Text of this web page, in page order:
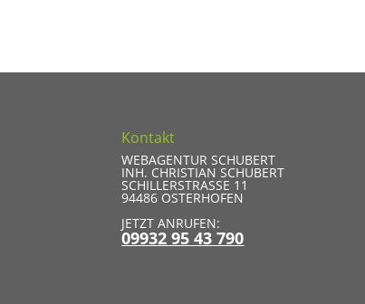
Kontakt
WEBAGENTUR SCHUBERT
INH. CHRISTIAN SCHUBERT
SCHILLERSTRASSE 11
94486 OSTERHOFEN
JETZT ANRUFEN:
09932 95 43 790